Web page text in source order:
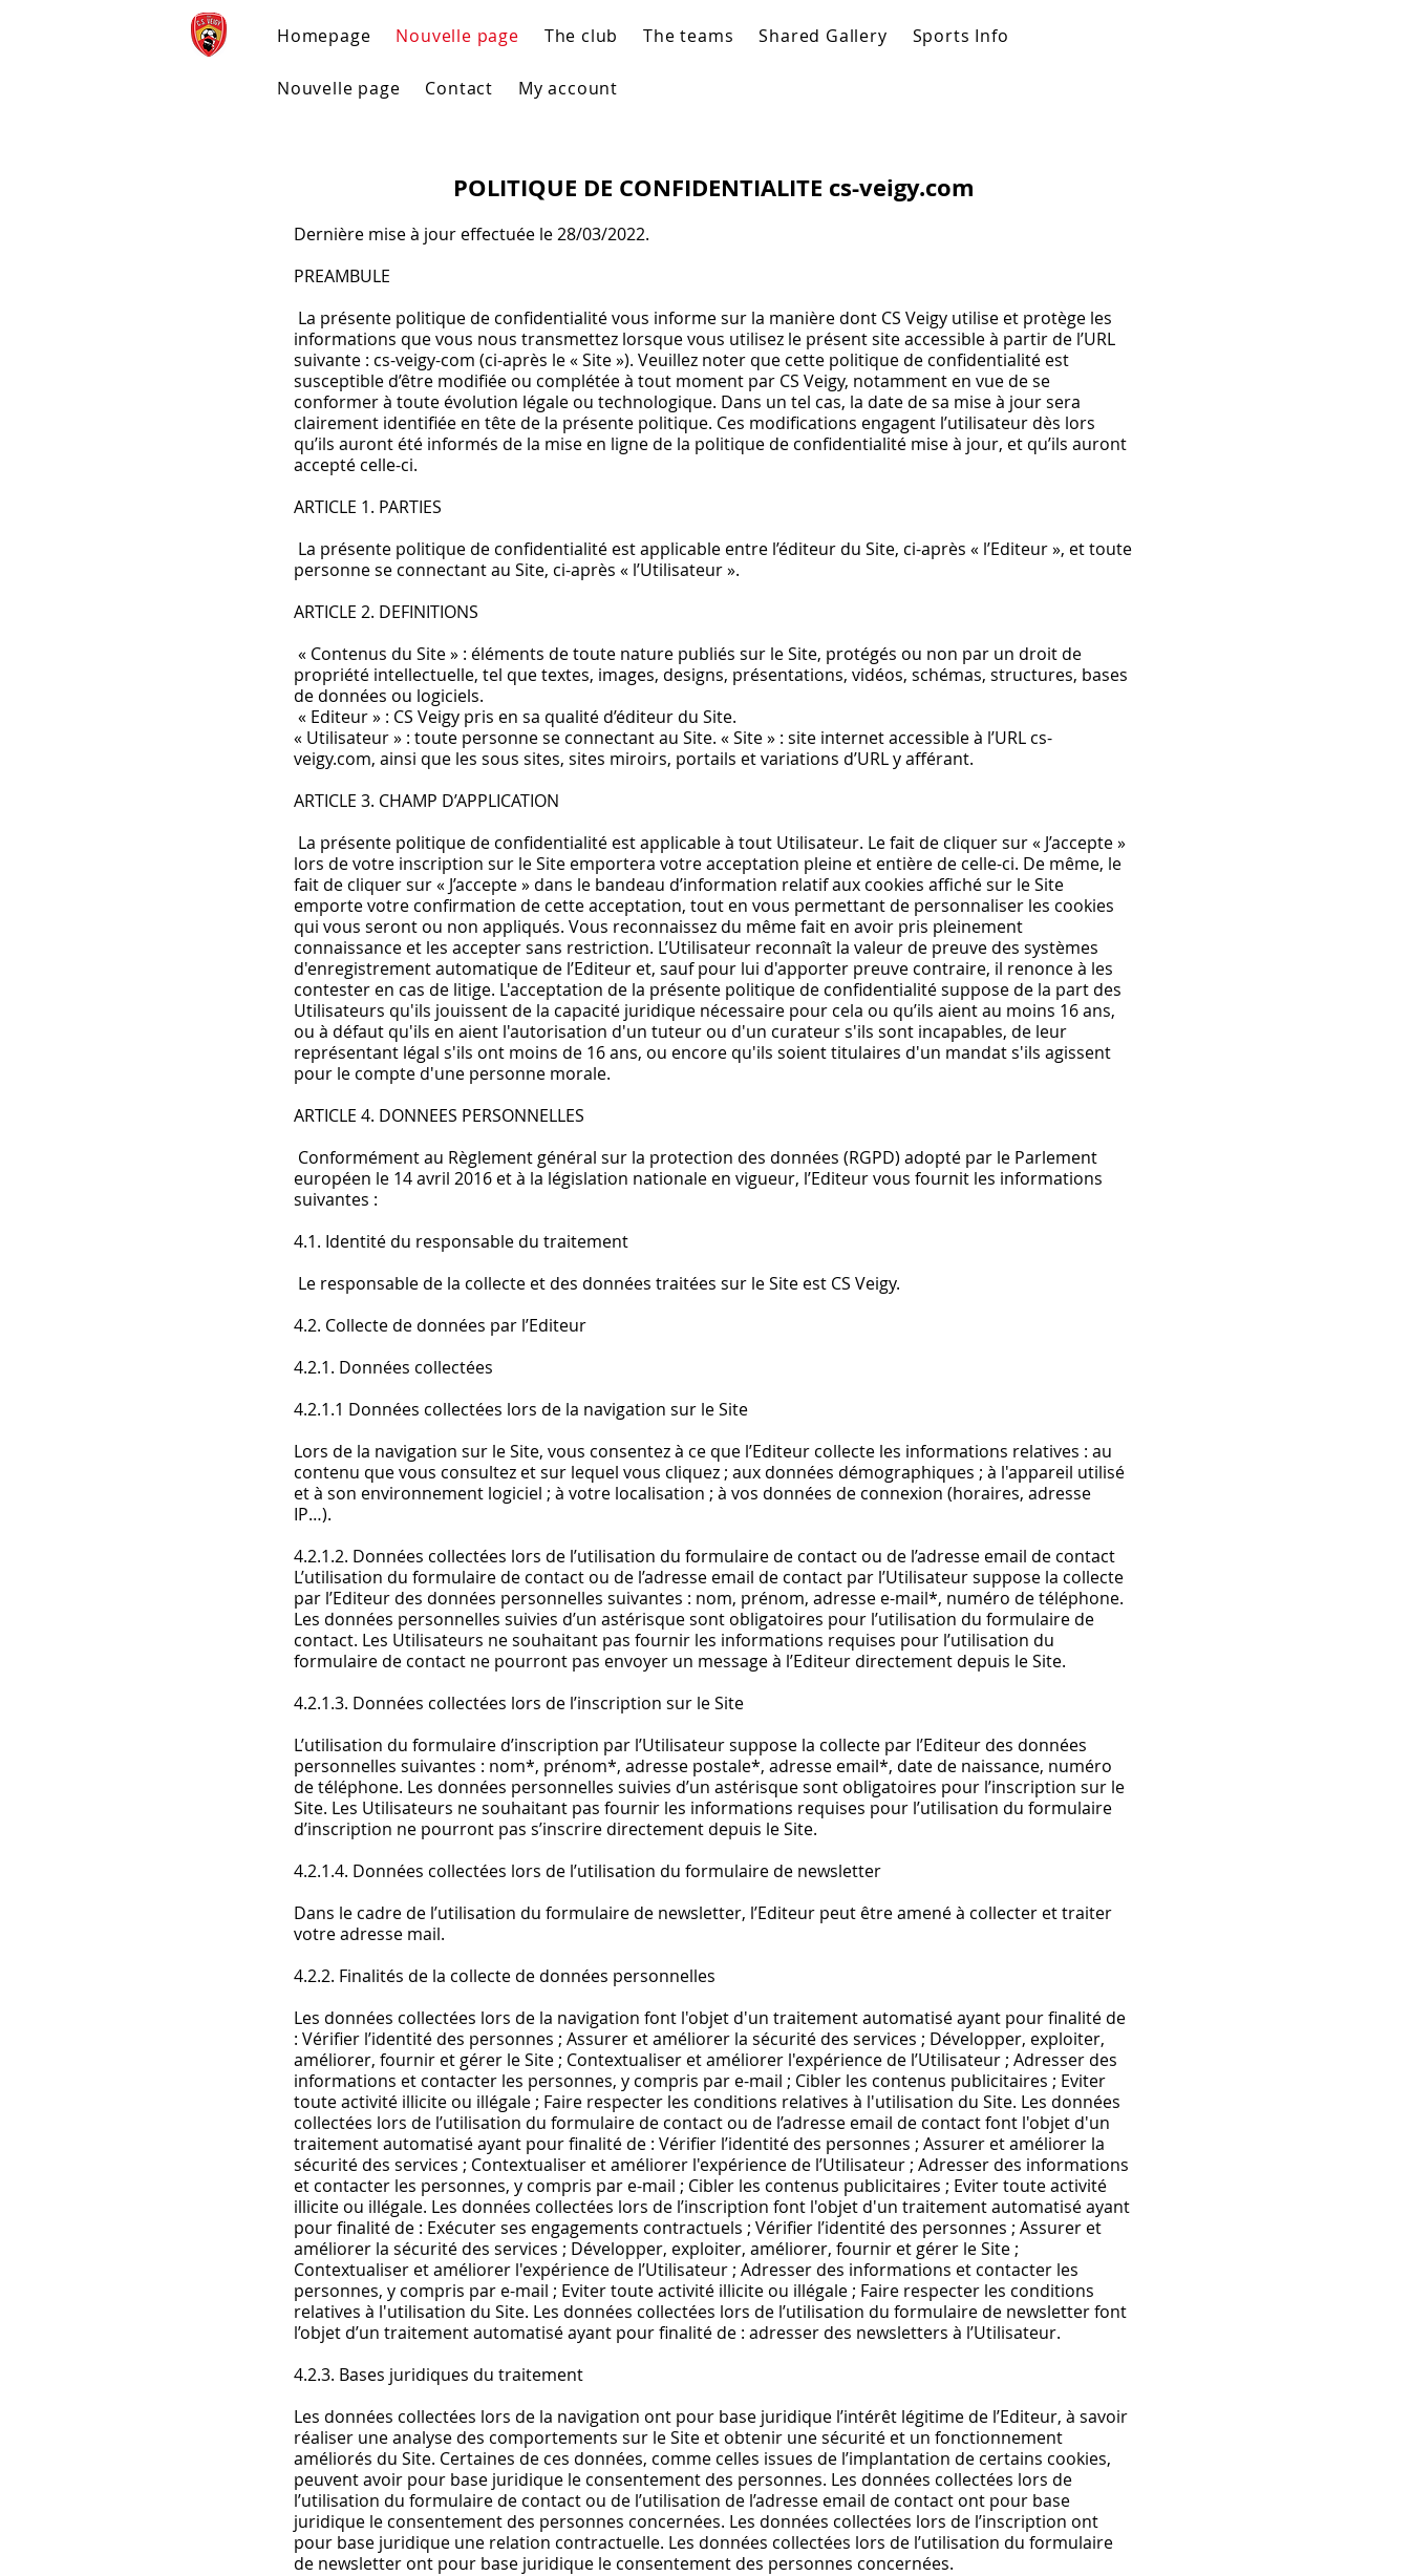
Homepage Nouvelle page The club The teams Shared Gallery Sports Info
Nouvelle page Contact My account
POLITIQUE DE CONFIDENTIALITE cs-veigy.com
Dernière mise à jour effectuée le 28/03/2022.
PREAMBULE
La présente politique de confidentialité vous informe sur la manière dont CS Veigy utilise et protège les
informations que vous nous transmettez lorsque vous utilisez le présent site accessible à partir de l’URL
suivante : cs-veigy-com (ci-après le « Site »). Veuillez noter que cette politique de confidentialité est
susceptible d’être modifiée ou complétée à tout moment par CS Veigy, notamment en vue de se
conformer à toute évolution légale ou technologique. Dans un tel cas, la date de sa mise à jour sera
clairement identifiée en tête de la présente politique. Ces modifications engagent l’utilisateur dès lors
qu’ils auront été informés de la mise en ligne de la politique de confidentialité mise à jour, et qu’ils auront
accepté celle-ci.
ARTICLE 1. PARTIES
La présente politique de confidentialité est applicable entre l’éditeur du Site, ci-après « l’Editeur », et toute
personne se connectant au Site, ci-après « l’Utilisateur ».
ARTICLE 2. DEFINITIONS
« Contenus du Site » : éléments de toute nature publiés sur le Site, protégés ou non par un droit de
propriété intellectuelle, tel que textes, images, designs, présentations, vidéos, schémas, structures, bases
de données ou logiciels.
« Editeur » : CS Veigy pris en sa qualité d’éditeur du Site.
« Utilisateur » : toute personne se connectant au Site. « Site » : site internet accessible à l’URL cs-
veigy.com, ainsi que les sous sites, sites miroirs, portails et variations d’URL y afférant.
ARTICLE 3. CHAMP D’APPLICATION
La présente politique de confidentialité est applicable à tout Utilisateur. Le fait de cliquer sur « J’accepte »
lors de votre inscription sur le Site emportera votre acceptation pleine et entière de celle-ci. De même, le
fait de cliquer sur « J’accepte » dans le bandeau d’information relatif aux cookies affiché sur le Site
emporte votre confirmation de cette acceptation, tout en vous permettant de personnaliser les cookies
qui vous seront ou non appliqués. Vous reconnaissez du même fait en avoir pris pleinement
connaissance et les accepter sans restriction. L’Utilisateur reconnaît la valeur de preuve des systèmes
d'enregistrement automatique de l’Editeur et, sauf pour lui d'apporter preuve contraire, il renonce à les
contester en cas de litige. L'acceptation de la présente politique de confidentialité suppose de la part des
Utilisateurs qu'ils jouissent de la capacité juridique nécessaire pour cela ou qu’ils aient au moins 16 ans,
ou à défaut qu'ils en aient l'autorisation d'un tuteur ou d'un curateur s'ils sont incapables, de leur
représentant légal s'ils ont moins de 16 ans, ou encore qu'ils soient titulaires d'un mandat s'ils agissent
pour le compte d'une personne morale.
ARTICLE 4. DONNEES PERSONNELLES
Conformément au Règlement général sur la protection des données (RGPD) adopté par le Parlement
européen le 14 avril 2016 et à la législation nationale en vigueur, l’Editeur vous fournit les informations
suivantes :
4.1. Identité du responsable du traitement
Le responsable de la collecte et des données traitées sur le Site est CS Veigy.
4.2. Collecte de données par l’Editeur
4.2.1. Données collectées
4.2.1.1 Données collectées lors de la navigation sur le Site
Lors de la navigation sur le Site, vous consentez à ce que l’Editeur collecte les informations relatives : au
contenu que vous consultez et sur lequel vous cliquez ; aux données démographiques ; à l'appareil utilisé
et à son environnement logiciel ; à votre localisation ; à vos données de connexion (horaires, adresse
IP…).
4.2.1.2. Données collectées lors de l’utilisation du formulaire de contact ou de l’adresse email de contact
L’utilisation du formulaire de contact ou de l’adresse email de contact par l’Utilisateur suppose la collecte
par l’Editeur des données personnelles suivantes : nom, prénom, adresse e-mail*, numéro de téléphone.
Les données personnelles suivies d’un astérisque sont obligatoires pour l’utilisation du formulaire de
contact. Les Utilisateurs ne souhaitant pas fournir les informations requises pour l’utilisation du
formulaire de contact ne pourront pas envoyer un message à l’Editeur directement depuis le Site.
4.2.1.3. Données collectées lors de l’inscription sur le Site
L’utilisation du formulaire d’inscription par l’Utilisateur suppose la collecte par l’Editeur des données
personnelles suivantes : nom*, prénom*, adresse postale*, adresse email*, date de naissance, numéro
de téléphone. Les données personnelles suivies d’un astérisque sont obligatoires pour l’inscription sur le
Site. Les Utilisateurs ne souhaitant pas fournir les informations requises pour l’utilisation du formulaire
d’inscription ne pourront pas s’inscrire directement depuis le Site.
4.2.1.4. Données collectées lors de l’utilisation du formulaire de newsletter
Dans le cadre de l’utilisation du formulaire de newsletter, l’Editeur peut être amené à collecter et traiter
votre adresse mail.
4.2.2. Finalités de la collecte de données personnelles
Les données collectées lors de la navigation font l'objet d'un traitement automatisé ayant pour finalité de
: Vérifier l’identité des personnes ; Assurer et améliorer la sécurité des services ; Développer, exploiter,
améliorer, fournir et gérer le Site ; Contextualiser et améliorer l'expérience de l’Utilisateur ; Adresser des
informations et contacter les personnes, y compris par e-mail ; Cibler les contenus publicitaires ; Eviter
toute activité illicite ou illégale ; Faire respecter les conditions relatives à l'utilisation du Site. Les données
collectées lors de l’utilisation du formulaire de contact ou de l’adresse email de contact font l'objet d'un
traitement automatisé ayant pour finalité de : Vérifier l’identité des personnes ; Assurer et améliorer la
sécurité des services ; Contextualiser et améliorer l'expérience de l’Utilisateur ; Adresser des informations
et contacter les personnes, y compris par e-mail ; Cibler les contenus publicitaires ; Eviter toute activité
illicite ou illégale. Les données collectées lors de l’inscription font l'objet d'un traitement automatisé ayant
pour finalité de : Exécuter ses engagements contractuels ; Vérifier l’identité des personnes ; Assurer et
améliorer la sécurité des services ; Développer, exploiter, améliorer, fournir et gérer le Site ;
Contextualiser et améliorer l'expérience de l’Utilisateur ; Adresser des informations et contacter les
personnes, y compris par e-mail ; Eviter toute activité illicite ou illégale ; Faire respecter les conditions
relatives à l'utilisation du Site. Les données collectées lors de l’utilisation du formulaire de newsletter font
l’objet d’un traitement automatisé ayant pour finalité de : adresser des newsletters à l’Utilisateur.
4.2.3. Bases juridiques du traitement
Les données collectées lors de la navigation ont pour base juridique l’intérêt légitime de l’Editeur, à savoir
réaliser une analyse des comportements sur le Site et obtenir une sécurité et un fonctionnement
améliorés du Site. Certaines de ces données, comme celles issues de l’implantation de certains cookies,
peuvent avoir pour base juridique le consentement des personnes. Les données collectées lors de
l’utilisation du formulaire de contact ou de l’utilisation de l’adresse email de contact ont pour base
juridique le consentement des personnes concernées. Les données collectées lors de l’inscription ont
pour base juridique une relation contractuelle. Les données collectées lors de l’utilisation du formulaire
de newsletter ont pour base juridique le consentement des personnes concernées.